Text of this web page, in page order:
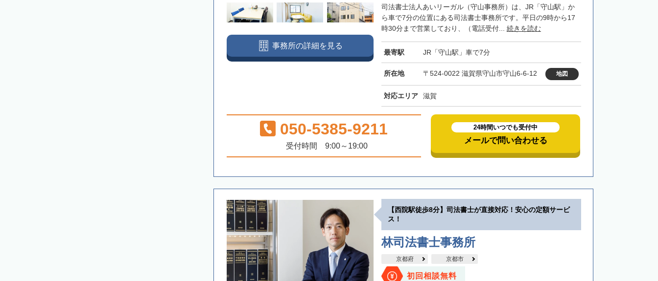
司法書士法人あいリーガル（守山事務所）は、JR「守山駅」か
ら車で7分の位置にある司法書士事務所です。平日の9時から17
時30分まで営業しており、（電話受付... 続きを読む
最寄駅 JR「守山駅」車で7分
所在地 〒524-0022 滋賀県守山市守山6-6-12 地図
対応エリア 滋賀
事務所の詳細を見る
050-5385-9211
受付時間 9:00～19:00
24時間いつでも受付中
メールで問い合わせる
【西院駅徒歩8分】司法書士が直接対応！安心の定額サービ
ス！
林司法書士事務所
京都府 京都市
初回相談無料